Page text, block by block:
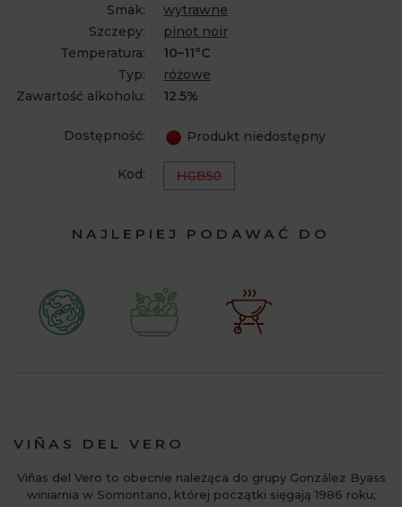
Smak:
wytrawne
Szczepy:
pinot noir
Temperatura:
10–11°C
Typ:
różowe
Zawartość alkoholu:
12.5%
Dostępność: Produkt niedostępny
Kod: HGB50
NAJLEPIEJ PODAWAĆ DO
VIÑAS DEL VERO
Viñas del Vero to obecnie należąca do grupy González Byass
winiarnia w Somontano, której początki sięgają 1986 roku;